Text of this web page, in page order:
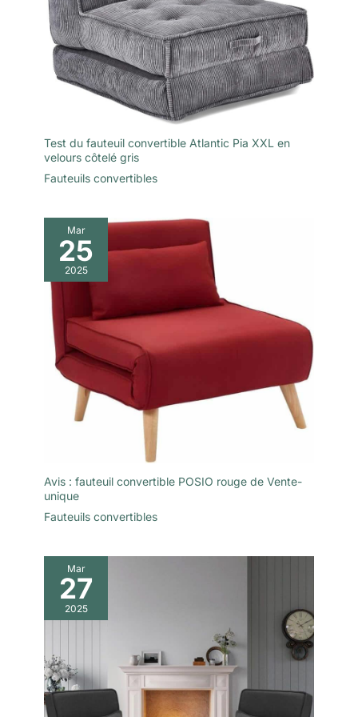
Test du fauteuil convertible Atlantic Pia XXL en
velours côtelé gris
Fauteuils convertibles
Mar
25
2025
Avis : fauteuil convertible POSIO rouge de Vente-
unique
Fauteuils convertibles
Mar
27
2025